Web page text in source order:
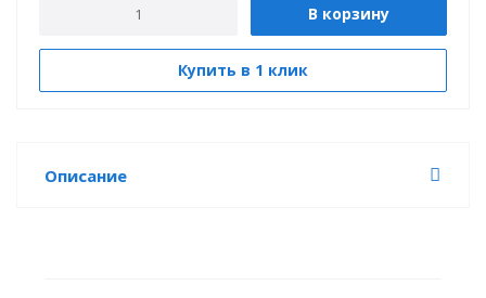
В корзину
Купить в 1 клик
Описание